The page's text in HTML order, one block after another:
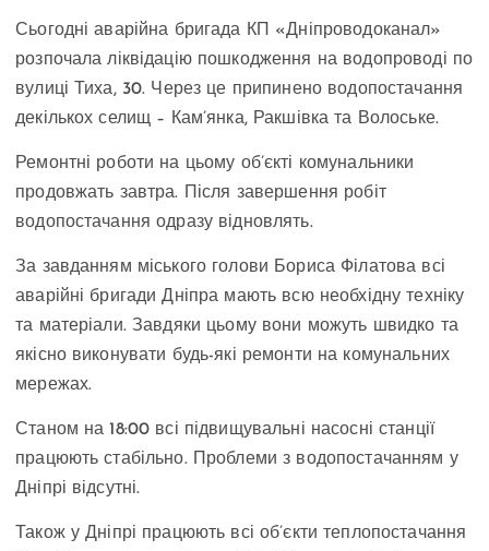
Сьогодні аварійна бригада КП «Дніпроводоканал»
розпочала ліквідацію пошкодження на водопроводі по
вулиці Тиха, 30. Через це припинено водопостачання
декількох селищ – Кам’янка, Ракшівка та Волоське.
Ремонтні роботи на цьому об’єкті комунальники
продовжать завтра. Після завершення робіт
водопостачання одразу відновлять.
За завданням міського голови Бориса Філатова всі
аварійні бригади Дніпра мають всю необхідну техніку
та матеріали. Завдяки цьому вони можуть швидко та
якісно виконувати будь-які ремонти на комунальних
мережах.
Станом на 18:00 всі підвищувальні насосні станції
працюють стабільно. Проблеми з водопостачанням у
Дніпрі відсутні.
Також у Дніпрі працюють всі об’єкти теплопостачання